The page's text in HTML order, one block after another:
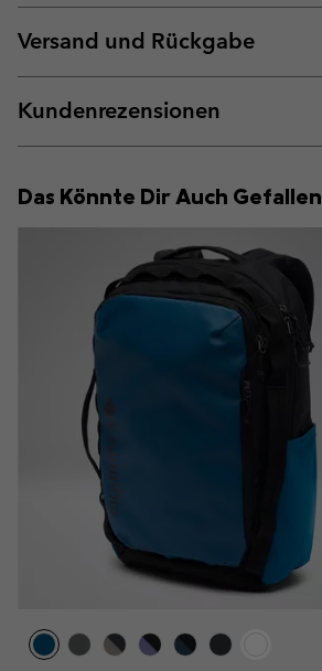
Versand und Rückgabe
Kundenrezensionen
Das Könnte Dir Auch Gefallen